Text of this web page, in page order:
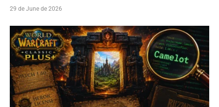
29 de June de 2026